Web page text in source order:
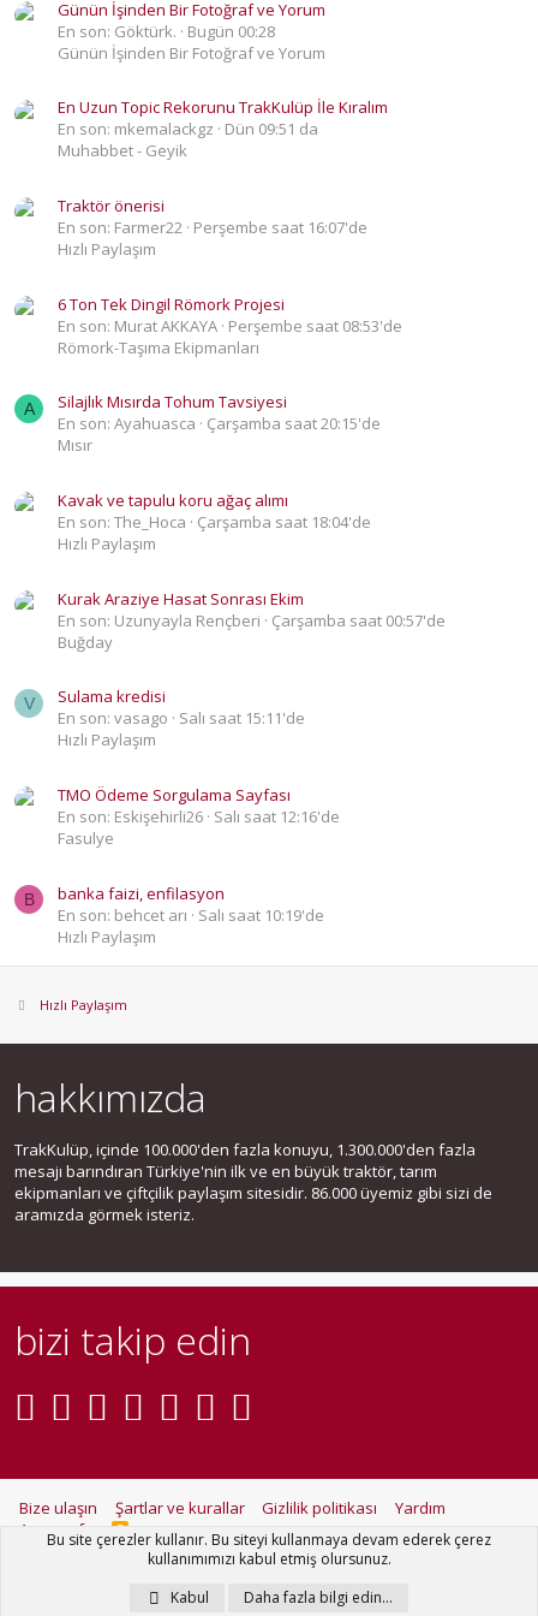
Günün İşinden Bir Fotoğraf ve Yorum
En son: Göktürk.
Bugün 00:28
Günün İşinden Bir Fotoğraf ve Yorum
En Uzun Topic Rekorunu TrakKulüp İle Kıralım
En son: mkemalackgz
Dün 09:51 da
Muhabbet - Geyik
Traktör önerisi
En son: Farmer22 Perşembe saat 16:07'de
Hızlı Paylaşım
6 Ton Tek Dingil Römork Projesi
En son: Murat AKKAYA Perşembe saat 08:53'de
Römork-Taşıma Ekipmanları
A
Silajlık Mısırda Tohum Tavsiyesi
En son: Ayahuasca
Çarşamba saat 20:15'de
Mısır
Kavak ve tapulu koru ağaç alımı
En son: The_Hoca
Çarşamba saat 18:04'de
Hızlı Paylaşım
Kurak Araziye Hasat Sonrası Ekim
En son: Uzunyayla Rençberi
Çarşamba saat 00:57'de
Buğday
V
Sulama kredisi
En son: vasago
Salı saat 15:11'de
Hızlı Paylaşım
TMO Ödeme Sorgulama Sayfası
En son: Eskişehirli26 Salı saat 12:16'de
Fasulye
B
banka faizi, enfilasyon
En son: behcet arı
Salı saat 10:19'de
Hızlı Paylaşım
Hızlı Paylaşım
hakkımızda
TrakKulüp, içinde 100.000'den fazla konuyu, 1.300.000'den fazla
mesajı barındıran Türkiye'nin ilk ve en büyük traktör, tarım
ekipmanları ve çiftçilik paylaşım sitesidir. 86.000 üyemiz gibi sizi de
aramızda görmek isteriz.
bizi takip edin
Bize ulaşın Şartlar ve kurallar Gizlilik politikası
Yardım
Ana sayfa
R
S
Metro Theme for XenForo by
PixelGoose Studio
Bu site çerezler kullanır. Bu siteyi kullanmaya devam ederek çerez
kullanımımızı kabul etmiş olursunuz.
Kabul
Daha fazla bilgi edin…